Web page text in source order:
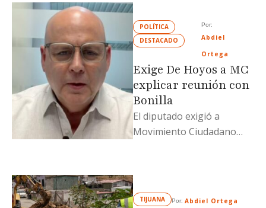
POLÍTICA
DESTACADO
Por:
Abdiel
Ortega
Exige De Hoyos a MC
explicar reunión con
Bonilla
El diputado exigió a
Movimiento Ciudadano
TIJUANA Por: Abdiel Ortega